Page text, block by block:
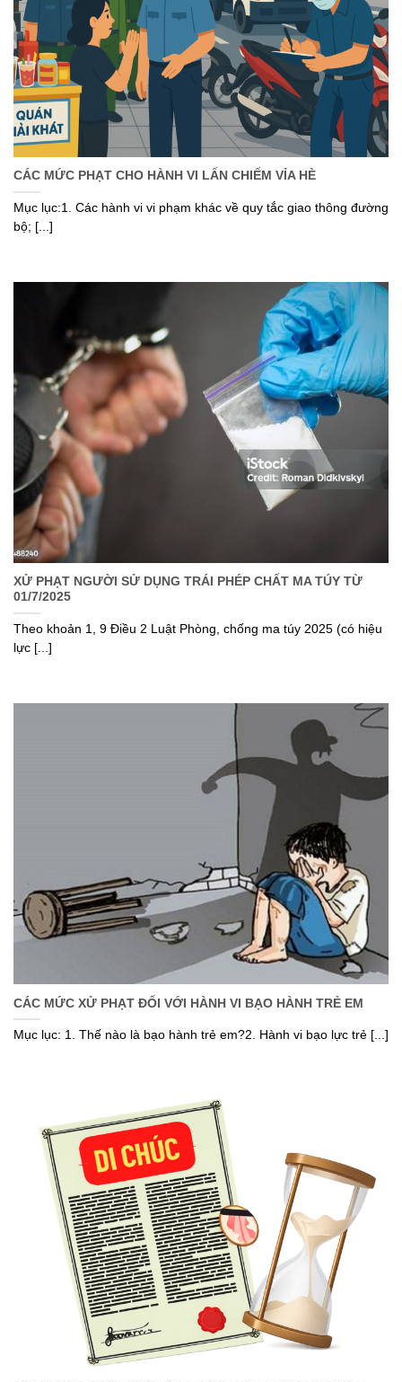
CÁC MỨC PHẠT CHO HÀNH VI LẤN CHIẾM VỈA HÈ
Mục lục:1. Các hành vi vi phạm khác về quy tắc giao thông đường
bộ; [...]
XỬ PHẠT NGƯỜI SỬ DỤNG TRÁI PHÉP CHẤT MA TÚY TỪ
01/7/2025
Theo khoản 1, 9 Điều 2 Luật Phòng, chống ma túy 2025 (có hiệu
lực [...]
CÁC MỨC XỬ PHẠT ĐỐI VỚI HÀNH VI BẠO HÀNH TRẺ EM
Mục lục: 1. Thế nào là bạo hành trẻ em?2. Hành vi bạo lực trẻ [...]